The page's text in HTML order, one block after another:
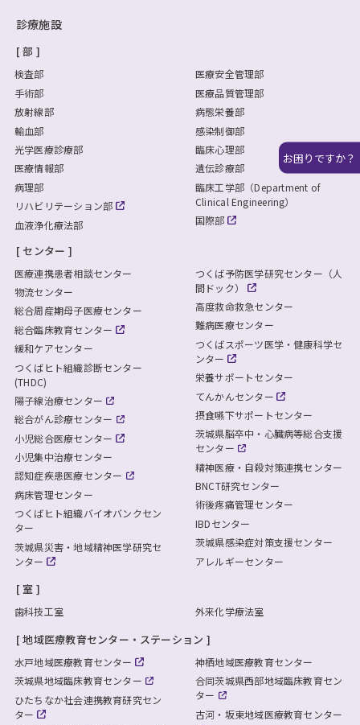
お困りですか？
診療施設
部
検査部
手術部
放射線部
輸血部
光学医療診療部
医療情報部
病理部
リハビリテーション部
血液浄化療法部
医療安全管理部
医療品質管理部
病態栄養部
感染制御部
臨床心理部
遺伝診療部
臨床工学部（Department of
Clinical Engineering）
国際部
センター
医療連携患者相談センター
物流センター
総合周産期母子医療センター
総合臨床教育センター
緩和ケアセンター
つくばヒト組織診断センター
(THDC)
陽子線治療センター
総合がん診療センター
小児総合医療センター
小児集中治療センター
認知症疾患医療センター
病床管理センター
つくばヒト組織バイオバンクセン
ター
茨城県災害・地域精神医学研究セ
ンター
つくば予防医学研究センター（人
間ドック）
高度救命救急センター
難病医療センター
つくばスポーツ医学・健康科学セ
ンター
栄養サポートセンター
てんかんセンター
摂食嚥下サポートセンター
茨城県脳卒中・心臓病等総合支援
センター
精神医療・自殺対策連携センター
BNCT研究センター
術後疼痛管理センター
IBDセンター
茨城県感染症対策支援センター
アレルギーセンター
室
歯科技工室 外来化学療法室
地域医療教育センター・ステーション
水戸地域医療教育センター
茨城県地域臨床教育センター
ひたちなか社会連携教育研究セン
ター
神栖地域医療教育センター
合同茨城県西部地域臨床教育セン
ター
古河・坂東地域医療教育センター